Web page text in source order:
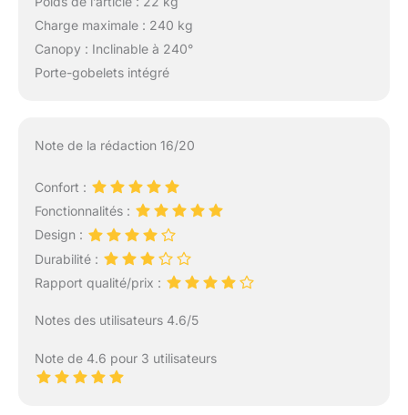
Charge maximale : 240 kg
Canopy : Inclinable à 240°
Porte-gobelets intégré
Note de la rédaction 16/20
Confort :
Fonctionnalités :
Design :
Durabilité :
Rapport qualité/prix :
Notes des utilisateurs 4.6/5
Note de 4.6 pour 3 utilisateurs